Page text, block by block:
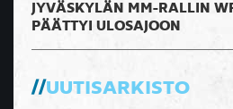
JYVÄSKYLÄN MM-RALLIN
PÄÄTTYI ULOSAJOON
UUTISARKISTO